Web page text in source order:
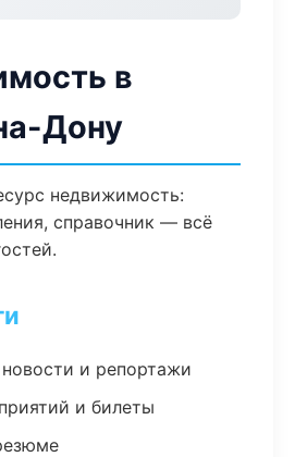
в
Дону
недвижимость:
справочник — всё
и репортажи
и билеты